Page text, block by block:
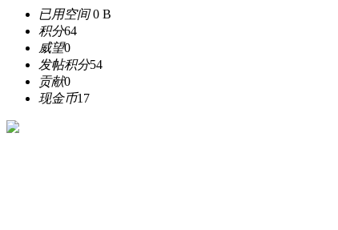
已用空间0 B
积分64
威望0
发帖积分54
贡献0
现金币17